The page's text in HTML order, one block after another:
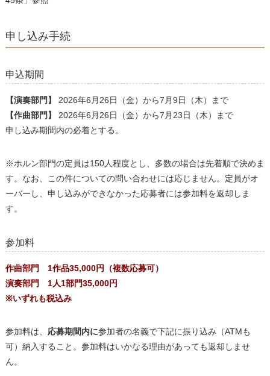
申し込み手続
申込期間
【演奏部門】
2026年6月26日（金）から7月9日（木）まで
【作曲部門】
2026年6月26日（金）から7月23日（木）まで
申し込み期間内の必着とする。
※ホルン部門の定員は150人程度とし、多数の場合は先着順で決めま
す。なお、この件についての問い合わせには応じません。定員がオ
ーバーし、申し込みができなかった応募者には参加料を返却しま
す。
参加料
作曲部門 1作品35,000円（複数応募可）
演奏部門 1人1部門35,000円
※いずれも税込み
参加料は、 応募期間内に参加者の名義で下記に振り込み（ATMも
可）納入すること。参加料はいかなる理由があっても返却しませ
ん。